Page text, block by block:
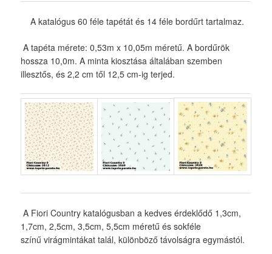
A katalógus 60 féle tapétát és 14 féle bordűrt tartalmaz.
A tapéta mérete: 0,53m x 10,05m méretű. A bordűrök
hossza 10,0m. A minta kiosztása általában szemben
illesztős, és 2,2 cm től 12,5 cm-ig terjed.
A Fiori Country katalógusban a kedves érdeklődő 1,3cm,
1,7cm, 2,5cm, 3,5cm, 5,5cm méretű és sokféle
színű virágmintákat talál, különböző távolságra egymástól.